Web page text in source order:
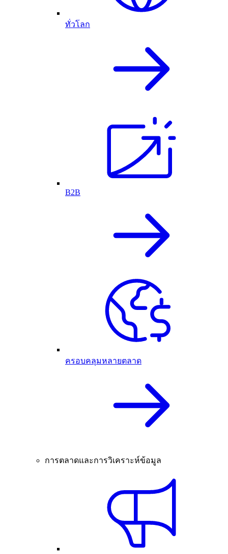
ทั่วโลก
B2B
ครอบคลุมหลายตลาด
การตลาดและการวิเคราะห์ข้อมูล